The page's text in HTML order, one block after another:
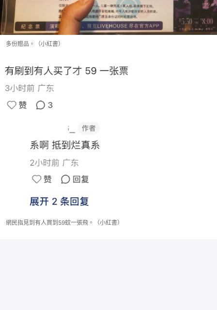
多份贈品。（小紅書）
網民指見到有人買到59蚊一張飛。（小紅書）